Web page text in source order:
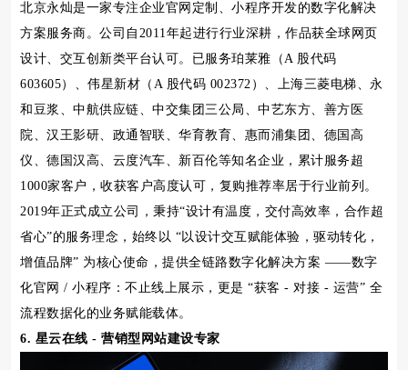
北京永灿是一家专注企业官网定制、小程序开发的数字化解决
方案服务商。公司自2011年起进行行业深耕，作品获全球网页
设计、交互创新类平台认可。已服务珀莱雅（A 股代码
603605）、伟星新材（A 股代码 002372）、上海三菱电梯、永
和豆浆、中航供应链、中交集团三公局、中艺东方、善方医
院、汉王影研、政通智联、华育教育、惠而浦集团、德国高
仪、德国汉高、云度汽车、新百伦等知名企业，累计服务超
1000家客户，收获客户高度认可，复购推荐率居于行业前列。
2019年正式成立公司，秉持“设计有温度，交付高效率，合作超
省心”的服务理念，始终以 “以设计交互赋能体验，驱动转化，
增值品牌” 为核心使命，提供全链路数字化解决方案 ——数字
化官网 / 小程序：不止线上展示，更是 “获客 - 对接 - 运营” 全
流程数据化的业务赋能载体。
6. 星云在线 - 营销型网站建设专家